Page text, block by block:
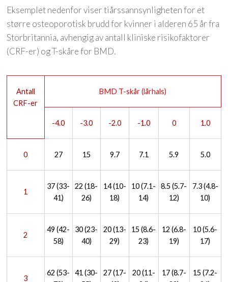
Eksemplet nedenfor viser tiårssannsynligheten for et
større osteoporotisk brudd for kvinner i alderen 65 år fra
Storbritannia, avhengig av antall kliniske risikofaktorer
(CRF-er) og T-skåre for BMD.
Antall
CRF-er
BMD T-skår (lårhals)
-4.0 -3.0 -2.0 -1.0 0 1.0
0 27 15 9.7 7.1 5.9 5.0
1
37 (33-
41)
22 (18-
26)
14 (10-
18)
10 (7.1-
14)
8.5 (5.7-
12)
7.3 (4.8-
10)
2
49 (42-
58)
30 (23-
40)
20 (13-
29)
15 (8.6-
23)
12 (6.8-
19)
10 (5.6-
17)
3
62 (53-
41 (30-
27 (17-
20 (11-
17 (8.7-
15 (7.2-